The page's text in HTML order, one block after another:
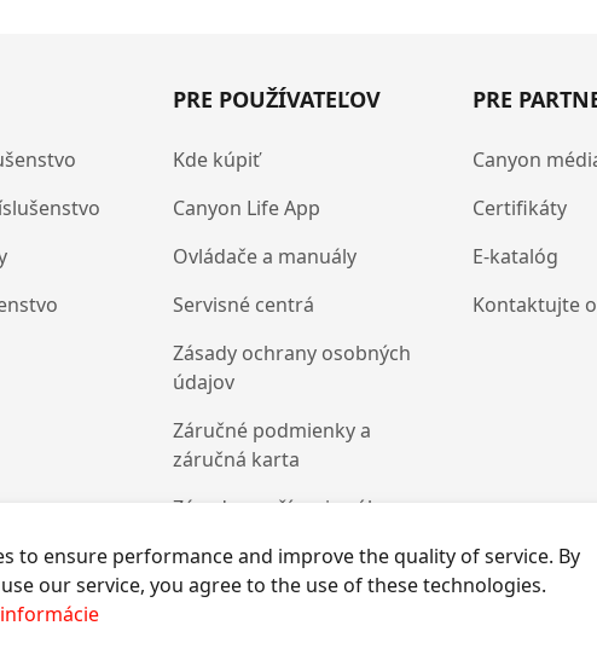
PRE POUŽÍVATEĽOV
Kde kúpiť
Canyon Life App
Ovládače a manuály
Servisné centrá
Zásady ochrany osobných
údajov
Záručné podmienky a
záručná karta
Zásady používania súborov
PRE
Canyon
Certifikáty
E-katalóg
Kontaktujte
to ensure performance and improve the quality of service. By
our service, you agree to the use of these technologies.